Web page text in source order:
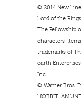
© 2014 New
Lord of the
The Fellowship
characters,
trademarks of
earth
Inc.
© Warner Bros.
HOBBIT: AN